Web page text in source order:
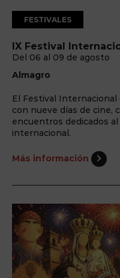
FESTIVALES
IX Festival
Del 06 al 09 de agosto
Almagro
El Festival Internacional
con nueve días de cine,
encuentros dedicados
internacional.
Más información